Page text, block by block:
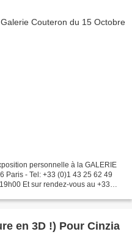
personnelle à la GALERIE
Paris - Tel: +33 (0)1 43 25 62 49
Et sur rendez-vous au +33
en 3D !) Pour Cinzia